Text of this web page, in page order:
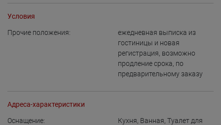
Условия
Прочие положения:
ежедневная выписка из
гостиницы и новая
регистрация, возможно
продление срока, по
предварительному заказу
Адреса-характеристики
Оснащение: Кухня, Ванная, Туалет для